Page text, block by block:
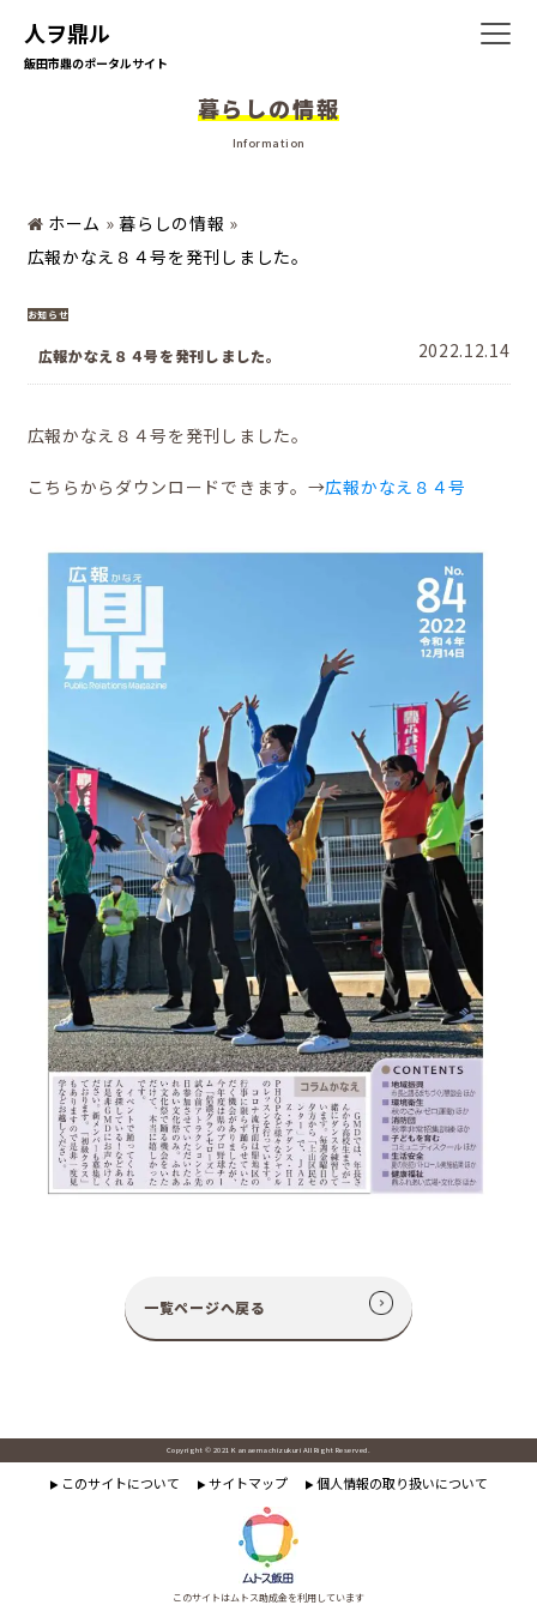
人ヲ鼎ル
飯田市鼎のポータルサイト
ホーム
暮らしの情報
地域の活動
かなえの人特集
移住をお考えの方へ
お問合せ
暮らしの情報
Information
ホーム » 暮らしの情報 »
広報かなえ８４号を発刊しました。
2022.12.14
お知らせ
広報かなえ８４号を発刊しました。
広報かなえ８４号を発刊しました。
こちらからダウンロードできます。→広報かなえ８４号
一覧ページへ戻る
Copyright © 2021 Kanaemachizukuri All Right Reserved.
▶ このサイトについて ▶ サイトマップ ▶ 個人情報の取り扱いについて
このサイトはムトス助成金を利用しています